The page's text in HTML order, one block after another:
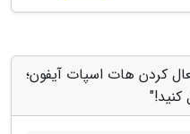
کردن هات اسپات آیفون؛
کنید!"